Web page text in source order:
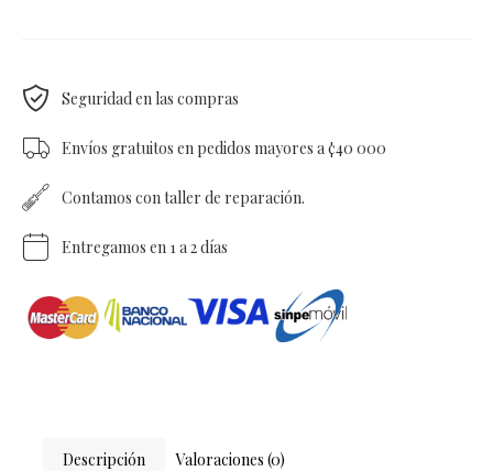
Seguridad en las compras
Envíos gratuitos en pedidos mayores a ¢40 000
Contamos con taller de reparación.
Entregamos en 1 a 2 días
Descripción Valoraciones (0)